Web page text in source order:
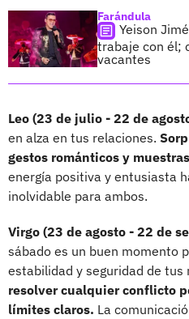
Farándula
Yeison
trabaje con él;
vacantes
Leo (23 de julio - 22 de
en alza en tus relaciones.
gestos románticos y
energía positiva y entusiasta
inolvidable para ambos.
Virgo (23 de agosto - 22 de
sábado es un buen momento
estabilidad y seguridad de tus
resolver cualquier conflicto
límites claros. La